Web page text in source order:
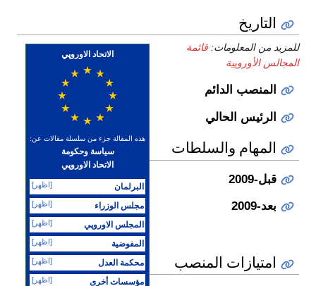
التاريخ
الاتحاد الاوروپي
هذه المقالة جزء من سلسلة مقالات عن:
سياسة وحكومة
الاتحاد الاوروپي
البرلمان [اظهر]
مجلس الوزراء [اظهر]
المجلس الاوروپي [اظهر]
المفوضية [اظهر]
محكمة العدل [اظهر]
مؤسسات أخرى [اظهر]
للمزيد من المعلومات: قائمة
المجالس الأوروپية
المنصب الدائم
الرئيس الحالي
المهام والسلطات
قبل-2009
بعد-2009
امتيازات المنصب